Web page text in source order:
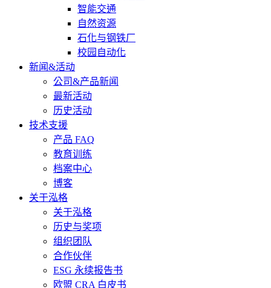
智能交通
自然资源
石化与钢铁厂
校园自动化
新闻&活动
公司&产品新闻
最新活动
历史活动
技术支援
产品 FAQ
教育训练
档案中心
博客
关于泓格
关于泓格
历史与奖项
组织团队
合作伙伴
ESG 永续报告书
欧盟 CRA 白皮书